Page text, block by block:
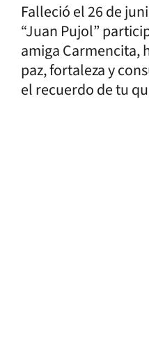
Falleció el 26 de
“Juan Pujol”
amiga Carmencita,
paz, fortaleza y
el recuerdo de tu